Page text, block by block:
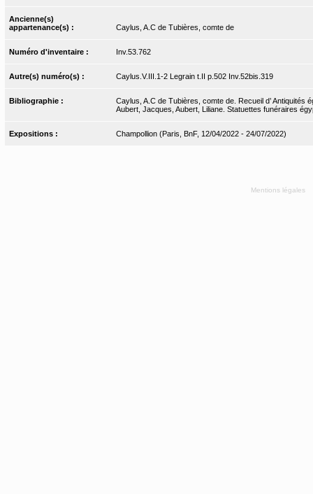
Ancienne(s)
appartenance(s) :
Caylus, A.C de Tubières, comte de
Numéro d'inventaire : Inv.53.762
Autre(s) numéro(s) : Caylus.V.III.1-2 Legrain t.II p.502 Inv.52bis.319
Bibliographie :
Caylus, A.C de Tubières, comte de. Recueil d’
Aubert, Jacques, Aubert, Liliane. Statuettes funéraires
Expositions : Champollion (Paris, BnF, 12/04/2022 - 24/07/2022)
Mentions légales